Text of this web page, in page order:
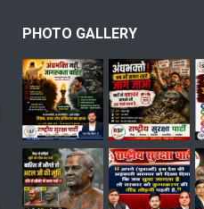
PHOTO GALLERY